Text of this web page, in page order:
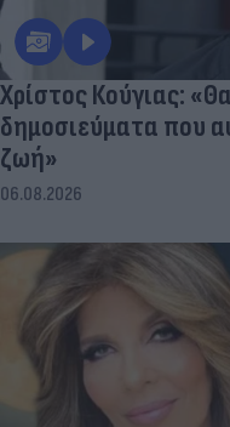
Χρίστος Κούγιας:
δημοσιεύματα που
ζωή»
06.08.2026